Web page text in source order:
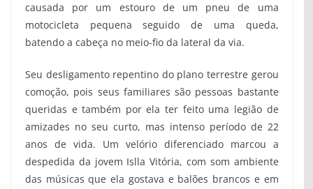
causada por um estouro de um pneu de uma
motocicleta pequena seguido de uma queda,
batendo a cabeça no meio-fio da lateral da via.
Seu desligamento repentino do plano terrestre gerou
comoção, pois seus familiares são pessoas bastante
queridas e também por ela ter feito uma legião de
amizades no seu curto, mas intenso período de 22
anos de vida. Um velório diferenciado marcou a
despedida da jovem Islla Vitória, com som ambiente
das músicas que ela gostava e balões brancos e em